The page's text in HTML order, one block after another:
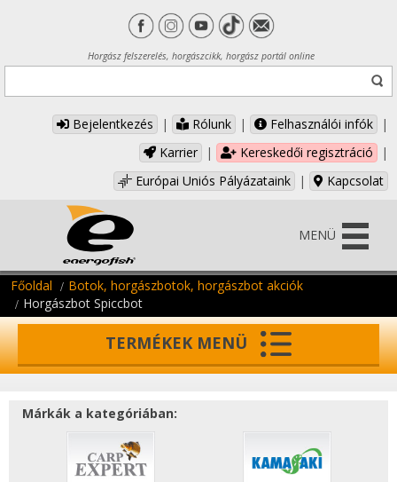
Horgász felszerelés, horgászcikk, horgász portál online
Bejelentkezés | Rólunk | Felhasználói infók
|
Karrier
| Kereskedői regisztráció
|
Európai Uniós Pályázataink
| Kapcsolat
MENÜ
Főoldal
Botok, horgászbotok, horgászbot akciók
Horgászbot Spiccbot
TERMÉKEK MENÜ
Márkák a kategóriában: